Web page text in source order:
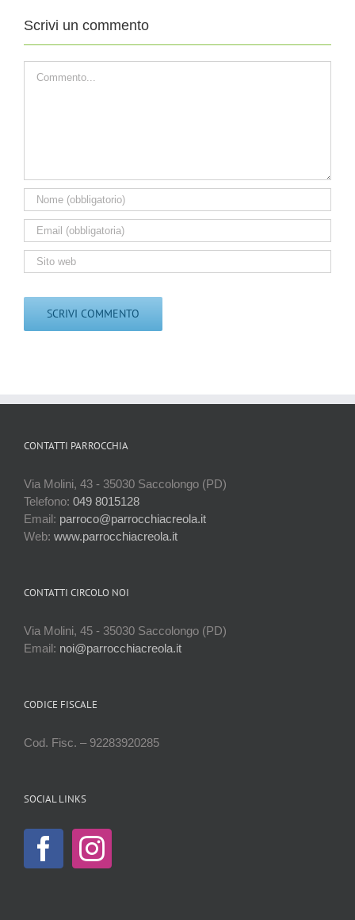
Scrivi un commento
CONTATTI PARROCCHIA
Via Molini, 43 - 35030 Saccolongo (PD)
Telefono: 049 8015128
Email: parroco@parrocchiacreola.it
Web: www.parrocchiacreola.it
CONTATTI CIRCOLO NOI
Via Molini, 45 - 35030 Saccolongo (PD)
Email: noi@parrocchiacreola.it
CODICE FISCALE
Cod. Fisc. – 92283920285
SOCIAL LINKS